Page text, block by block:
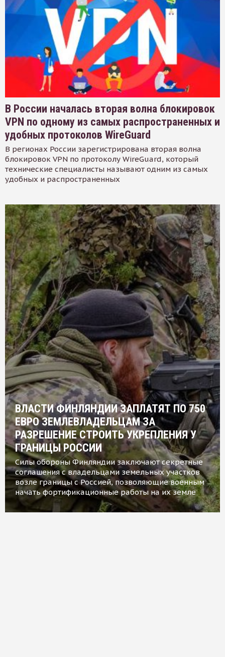
В России началась вторая волна блокировок
VPN по одному из самых распространенных и
удобных протоколов WireGuard
В регионах России зарегистрирована вторая волна
блокировок VPN по протоколу WireGuard, который
технические специалисты называют одним из самых
удобных и распространенных
ВЛАСТИ ФИНЛЯНДИИ ЗАПЛАТЯТ ПО 750
ЕВРО ЗЕМЛЕВЛАДЕЛЬЦАМ ЗА
РАЗРЕШЕНИЕ СТРОИТЬ УКРЕПЛЕНИЯ У
ГРАНИЦЫ РОССИИ
Силы обороны Финляндии заключают секретные
соглашения с владельцами земельных участков
возле границы с Россией, позволяющие военным
начать фортификационные работы на их земле